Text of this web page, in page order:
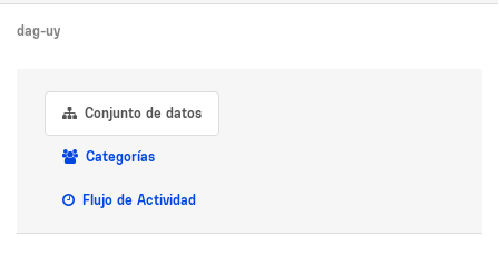
dag-uy
Conjunto de datos
Categorías
Flujo de Actividad